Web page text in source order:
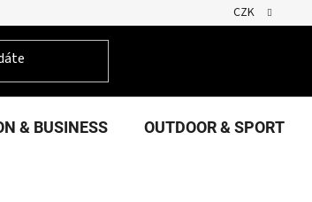
CZK
& BUSINESS OUTDOOR & SPORT